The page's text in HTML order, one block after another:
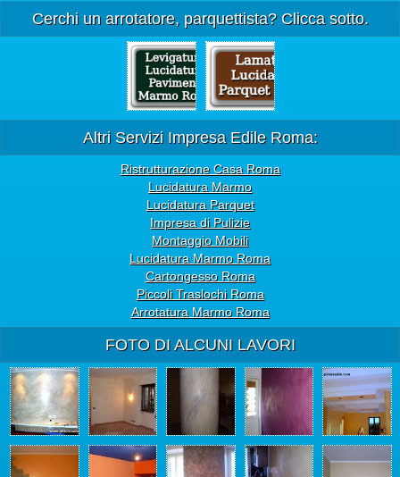
Cerchi un arrotatore, parquettista? Clicca sotto.
Altri Servizi Impresa Edile Roma:
Ristrutturazione Casa Roma
Lucidatura Marmo
Lucidatura Parquet
Impresa di Pulizie
Montaggio Mobili
Lucidatura Marmo Roma
Cartongesso Roma
Piccoli Traslochi Roma
Arrotatura Marmo Roma
FOTO DI ALCUNI LAVORI